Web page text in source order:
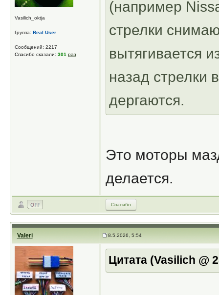
Vasilich_oktja
Группа: Real User
Сообщений: 2217
Спасибо сказали: 301 раз
(например
стрелки
вытягивается
назад стрелки
дергаются.
Это моторы
делается.
Спасибо
Valeri 8.5.2026, 5:54
Цитата (Vasilich @